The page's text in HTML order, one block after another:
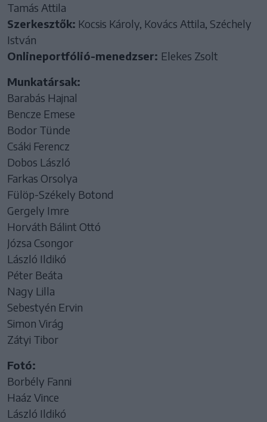
Tamás Attila
Szerkesztők: Kocsis Károly, Kovács Attila, Széchely
István
Onlineportfólió-menedzser: Elekes Zsolt
Munkatársak:
Barabás Hajnal
Bencze Emese
Bodor Tünde
Csáki Ferencz
Dobos László
Farkas Orsolya
Fülöp-Székely Botond
Gergely Imre
Horváth Bálint Ottó
Józsa Csongor
László Ildikó
Péter Beáta
Nagy Lilla
Sebestyén Ervin
Simon Virág
Zátyi Tibor
Fotó:
Borbély Fanni
Haáz Vince
László Ildikó